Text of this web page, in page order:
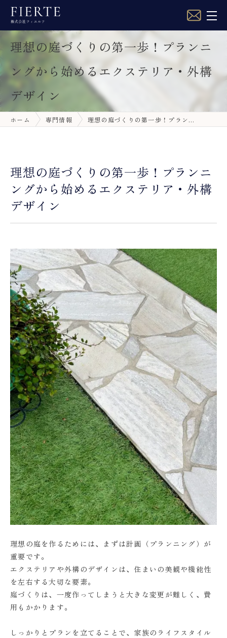
理想の庭づくりの第一歩！プランニ
ングから始めるエクステリア・外構
デザイン
ホーム 専門情報 理想の庭づくりの第一歩！プラン…
理想の庭づくりの第一歩！プランニ
ングから始めるエクステリア・外構
デザイン
理想の庭を作るためには、まずは計画（プランニング）が
重要です。
エクステリアや外構のデザインは、住まいの美観や機能性
を左右する大切な要素。
庭づくりは、一度作ってしまうと大きな変更が難しく、費
用もかかります。
しっかりとプランを立てることで、家族のライフスタイル